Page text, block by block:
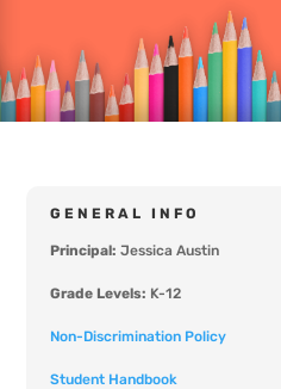
GENERAL INFO
Principal: Jessica Austin
Grade Levels: K-12
Non-Discrimination Policy
Student Handbook